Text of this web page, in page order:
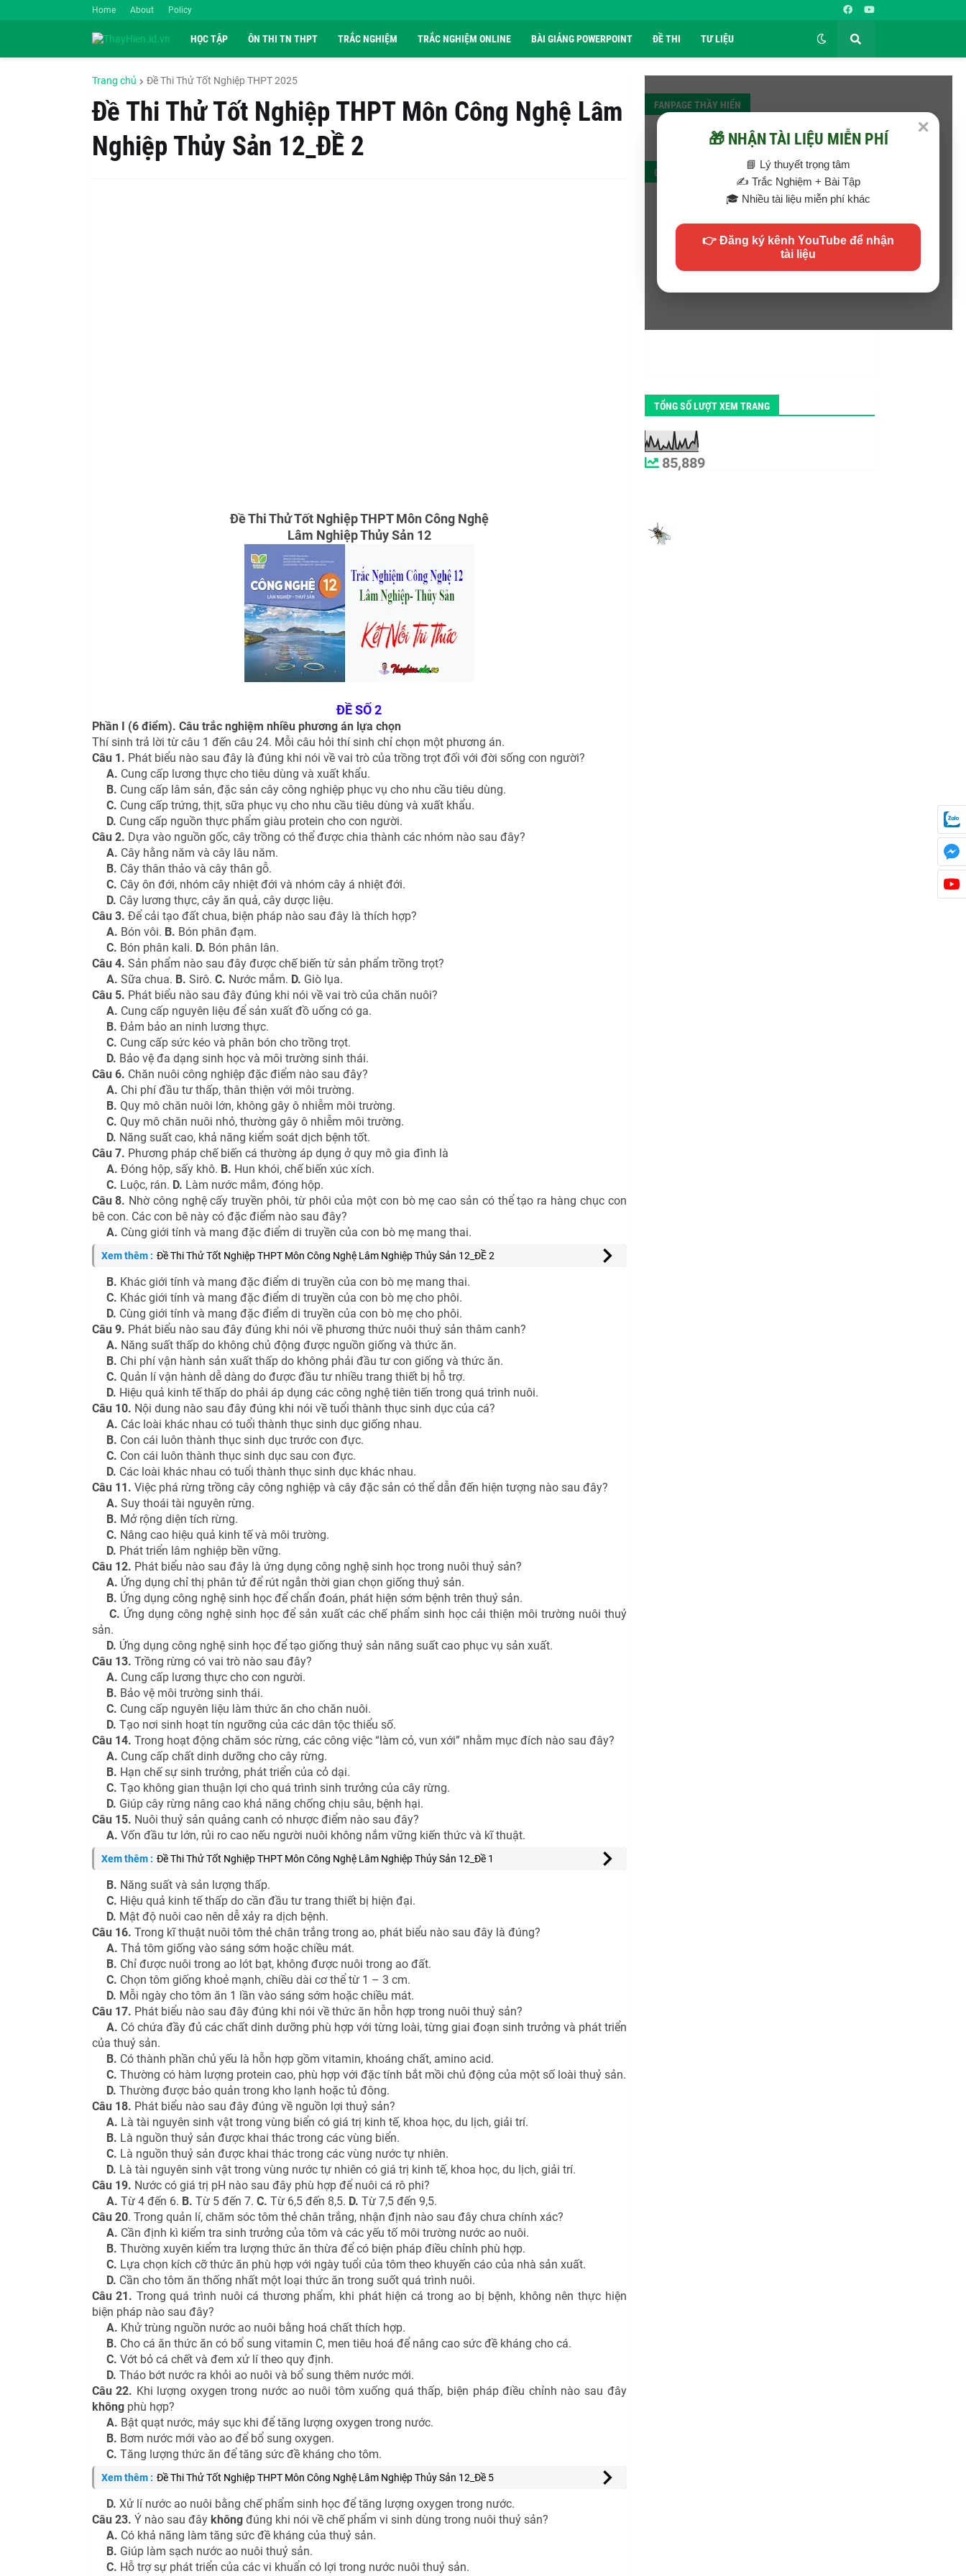
Home About Policy
HỌC TẬP ÔN THI TN THPT TRẮC NGHIỆM TRẮC NGHIỆM ONLINE BÀI GIẢNG POWERPOINT ĐỀ THI TƯ LIỆU
Trang chủ Đề Thi Thử Tốt Nghiệp THPT 2025
Đề Thi Thử Tốt Nghiệp THPT Môn Công Nghệ Lâm
Nghiệp Thủy Sản 12_ĐỀ 2
Đề Thi Thử Tốt Nghiệp THPT Môn Công Nghệ
Lâm Nghiệp Thủy Sản 12
ĐỀ SỐ 2
Phần I (6 điểm). Câu trắc nghiệm nhiều phương án lựa chọn
Thí sinh trả lời từ câu 1 đến câu 24. Mỗi câu hỏi thí sinh chỉ chọn một phương án.
Câu 1. Phát biểu nào sau đây là đúng khi nói về vai trò của trồng trọt đối với đời sống con người?
A. Cung cấp lương thực cho tiêu dùng và xuất khẩu.
B. Cung cấp lâm sản, đặc sản cây công nghiệp phục vụ cho nhu cầu tiêu dùng.
C. Cung cấp trứng, thịt, sữa phục vụ cho nhu cầu tiêu dùng và xuất khẩu.
D. Cung cấp nguồn thực phẩm giàu protein cho con người.
Câu 2. Dựa vào nguồn gốc, cây trồng có thể được chia thành các nhóm nào sau đây?
A. Cây hằng năm và cây lâu năm.
B. Cây thân thảo và cây thân gỗ.
C. Cây ôn đới, nhóm cây nhiệt đới và nhóm cây á nhiệt đới.
D. Cây lương thực, cây ăn quả, cây dược liệu.
Câu 3. Để cải tạo đất chua, biện pháp nào sau đây là thích hợp?
A. Bón vôi. B. Bón phân đạm.
C. Bón phân kali. D. Bón phân lân.
Câu 4. Sản phẩm nào sau đây được chế biến từ sản phẩm trồng trọt?
A. Sữa chua. B. Sirô. C. Nước mắm. D. Giò lụa.
Câu 5. Phát biểu nào sau đây đúng khi nói về vai trò của chăn nuôi?
A. Cung cấp nguyên liệu để sản xuất đồ uống có ga.
B. Đảm bảo an ninh lương thực.
C. Cung cấp sức kéo và phân bón cho trồng trọt.
D. Bảo vệ đa dạng sinh học và môi trường sinh thái.
Câu 6. Chăn nuôi công nghiệp đặc điểm nào sau đây?
A. Chi phí đầu tư thấp, thân thiện với môi trường.
B. Quy mô chăn nuôi lớn, không gây ô nhiễm môi trường.
C. Quy mô chăn nuôi nhỏ, thường gây ô nhiễm môi trường.
D. Năng suất cao, khả năng kiểm soát dịch bệnh tốt.
Câu 7. Phương pháp chế biến cá thường áp dụng ở quy mô gia đình là
A. Đóng hộp, sấy khô. B. Hun khói, chế biến xúc xích.
C. Luộc, rán. D. Làm nước mắm, đóng hộp.
Câu 8. Nhờ công nghệ cấy truyền phôi, từ phôi của một con bò mẹ cao sản có thể tạo ra hàng chục con
bê con. Các con bê này có đặc điểm nào sau đây?
A. Cùng giới tính và mang đặc điểm di truyền của con bò mẹ mang thai.
Xem thêm : Đề Thi Thử Tốt Nghiệp THPT Môn Công Nghệ Lâm Nghiệp Thủy Sản 12_ĐỀ 2
B. Khác giới tính và mang đặc điểm di truyền của con bò mẹ mang thai.
C. Khác giới tính và mang đặc điểm di truyền của con bò mẹ cho phôi.
D. Cùng giới tính và mang đặc điểm di truyền của con bò mẹ cho phôi.
Câu 9. Phát biểu nào sau đây đúng khi nói về phương thức nuôi thuỷ sản thâm canh?
A. Năng suất thấp do không chủ động được nguồn giống và thức ăn.
B. Chi phí vận hành sản xuất thấp do không phải đầu tư con giống và thức ăn.
C. Quản lí vận hành dễ dàng do được đầu tư nhiều trang thiết bị hỗ trợ.
D. Hiệu quả kinh tế thấp do phải áp dụng các công nghệ tiên tiến trong quá trình nuôi.
Câu 10. Nội dung nào sau đây đúng khi nói về tuổi thành thục sinh dục của cá?
A. Các loài khác nhau có tuổi thành thục sinh dục giống nhau.
B. Con cái luôn thành thục sinh dục trước con đực.
C. Con cái luôn thành thục sinh dục sau con đực.
D. Các loài khác nhau có tuổi thành thục sinh dục khác nhau.
Câu 11. Việc phá rừng trồng cây công nghiệp và cây đặc sản có thể dẫn đến hiện tượng nào sau đây?
A. Suy thoái tài nguyên rừng.
B. Mở rộng diện tích rừng.
C. Nâng cao hiệu quả kinh tế và môi trường.
D. Phát triển lâm nghiệp bền vững.
Câu 12. Phát biểu nào sau đây là ứng dụng công nghệ sinh học trong nuôi thuỷ sản?
A. Ứng dụng chỉ thị phân tử để rút ngắn thời gian chọn giống thuỷ sản.
B. Ứng dụng công nghệ sinh học để chẩn đoán, phát hiện sớm bệnh trên thuỷ sản.
C. Ứng dụng công nghệ sinh học để sản xuất các chế phẩm sinh học cải thiện môi trường nuôi thuỷ
sản.
D. Ứng dụng công nghệ sinh học để tạo giống thuỷ sản năng suất cao phục vụ sản xuất.
Câu 13. Trồng rừng có vai trò nào sau đây?
A. Cung cấp lương thực cho con người.
B. Bảo vệ môi trường sinh thái.
C. Cung cấp nguyên liệu làm thức ăn cho chăn nuôi.
D. Tạo nơi sinh hoạt tín ngưỡng của các dân tộc thiểu số.
Câu 14. Trong hoạt động chăm sóc rừng, các công việc “làm cỏ, vun xới” nhằm mục đích nào sau đây?
A. Cung cấp chất dinh dưỡng cho cây rừng.
B. Hạn chế sự sinh trưởng, phát triển của cỏ dại.
C. Tạo không gian thuận lợi cho quá trình sinh trưởng của cây rừng.
D. Giúp cây rừng nâng cao khả năng chống chịu sâu, bệnh hại.
Câu 15. Nuôi thuỷ sản quảng canh có nhược điểm nào sau đây?
A. Vốn đầu tư lớn, rủi ro cao nếu người nuôi không nắm vững kiến thức và kĩ thuật.
Xem thêm : Đề Thi Thử Tốt Nghiệp THPT Môn Công Nghệ Lâm Nghiệp Thủy Sản 12_Đề 1
B. Năng suất và sản lượng thấp.
C. Hiệu quả kinh tế thấp do cần đầu tư trang thiết bị hiện đại.
D. Mật độ nuôi cao nên dễ xảy ra dịch bệnh.
Câu 16. Trong kĩ thuật nuôi tôm thẻ chân trắng trong ao, phát biểu nào sau đây là đúng?
A. Thả tôm giống vào sáng sớm hoặc chiều mát.
B. Chỉ được nuôi trong ao lót bạt, không được nuôi trong ao đất.
C. Chọn tôm giống khoẻ mạnh, chiều dài cơ thể từ 1 – 3 cm.
D. Mỗi ngày cho tôm ăn 1 lần vào sáng sớm hoặc chiều mát.
Câu 17. Phát biểu nào sau đây đúng khi nói về thức ăn hỗn hợp trong nuôi thuỷ sản?
A. Có chứa đầy đủ các chất dinh dưỡng phù hợp với từng loài, từng giai đoạn sinh trưởng và phát triển
của thuỷ sản.
B. Có thành phần chủ yếu là hỗn hợp gồm vitamin, khoáng chất, amino acid.
C. Thường có hàm lượng protein cao, phù hợp với đặc tính bắt mồi chủ động của một số loài thuỷ sản.
D. Thường được bảo quản trong kho lạnh hoặc tủ đông.
Câu 18. Phát biểu nào sau đây đúng về nguồn lợi thuỷ sản?
A. Là tài nguyên sinh vật trong vùng biển có giá trị kinh tế, khoa học, du lịch, giải trí.
B. Là nguồn thuỷ sản được khai thác trong các vùng biển.
C. Là nguồn thuỷ sản được khai thác trong các vùng nước tự nhiên.
D. Là tài nguyên sinh vật trong vùng nước tự nhiên có giá trị kinh tế, khoa học, du lịch, giải trí.
Câu 19. Nước có giá trị pH nào sau đây phù hợp để nuôi cá rô phi?
A. Từ 4 đến 6. B. Từ 5 đến 7. C. Từ 6,5 đến 8,5. D. Từ 7,5 đến 9,5.
Câu 20. Trong quản lí, chăm sóc tôm thẻ chân trắng, nhận định nào sau đây chưa chính xác?
A. Cần định kì kiểm tra sinh trưởng của tôm và các yếu tố môi trường nước ao nuôi.
B. Thường xuyên kiểm tra lượng thức ăn thừa để có biện pháp điều chỉnh phù hợp.
C. Lựa chọn kích cỡ thức ăn phù hợp với ngày tuổi của tôm theo khuyến cáo của nhà sản xuất.
D. Cần cho tôm ăn thống nhất một loại thức ăn trong suốt quá trình nuôi.
Câu 21. Trong quá trình nuôi cá thương phẩm, khi phát hiện cá trong ao bị bệnh, không nên thực hiện
biện pháp nào sau đây?
A. Khử trùng nguồn nước ao nuôi bằng hoá chất thích hợp.
B. Cho cá ăn thức ăn có bổ sung vitamin C, men tiêu hoá để nâng cao sức đề kháng cho cá.
C. Vớt bỏ cá chết và đem xử lí theo quy định.
D. Tháo bớt nước ra khỏi ao nuôi và bổ sung thêm nước mới.
Câu 22. Khi lượng oxygen trong nước ao nuôi tôm xuống quá thấp, biện pháp điều chỉnh nào sau đây
khôngphù hợp?
A. Bật quạt nước, máy sục khi để tăng lượng oxygen trong nước.
B. Bơm nước mới vào ao để bổ sung oxygen.
C. Tăng lượng thức ăn để tăng sức đề kháng cho tôm.
Xem thêm : Đề Thi Thử Tốt Nghiệp THPT Môn Công Nghệ Lâm Nghiệp Thủy Sản 12_Đề 5
D. Xử lí nước ao nuôi bằng chế phẩm sinh học để tăng lượng oxygen trong nước.
Câu 23. Ý nào sau đây khôngđúng khi nói về chế phẩm vi sinh dùng trong nuôi thuỷ sản?
A. Có khả năng làm tăng sức đề kháng của thuỷ sản.
B. Giúp làm sạch nước ao nuôi thuỷ sản.
C. Hỗ trợ sự phát triển của các vi khuẩn có lợi trong nước nuôi thuỷ sản.
✕
🎁 NHẬN TÀI LIỆU MIỄN PHÍ
📘 Lý thuyết trọng tâm
✍️ Trắc Nghiệm + Bài Tập
🎓 Nhiều tài liệu miễn phí khác
👉 Đăng ký kênh YouTube để nhận
tài liệu
FANPAGE THẦY HIỂN
QC
TỔNG SỐ LƯỢT XEM TRANG
85,889